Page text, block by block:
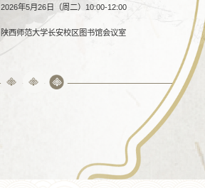
2026年5月26日（周二）10:00-12:00
陕西师范大学长安校区图书馆会议室 陕